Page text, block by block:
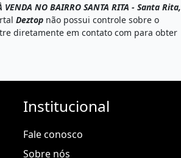
NO BAIRRO SANTA RITA - Santa Rita,
Deztop não possui controle sobre o
diretamente em contato com para obter
Institucional
Fale conosco
Sobre nós